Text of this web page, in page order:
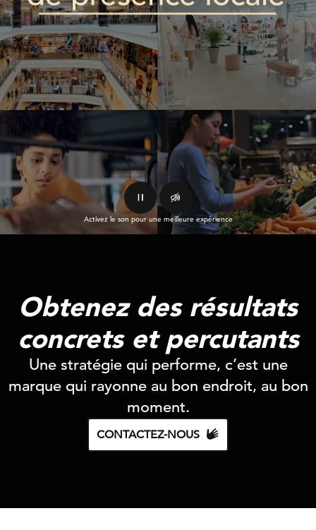
Activez le son pour une meilleure expérience
Obtenez des résultats
concrets et percutants
Une stratégie qui performe, c’est une
marque qui rayonne au bon endroit, au bon
moment.
CONTACTEZ-NOUS